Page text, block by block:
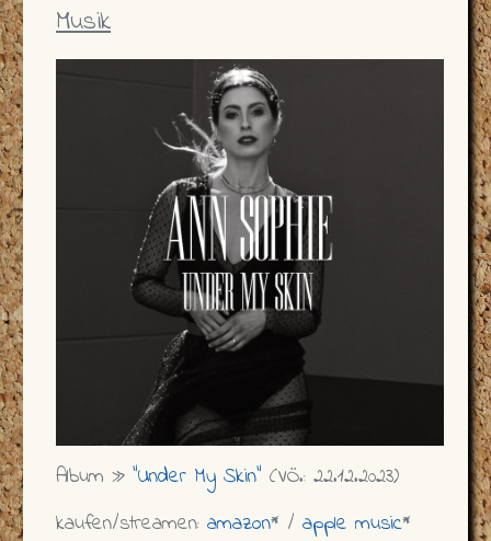
Musik
Album » "Under My Skin" (VÖ.: 22.12.2023)
kaufen/streamen: amazon* / apple music*